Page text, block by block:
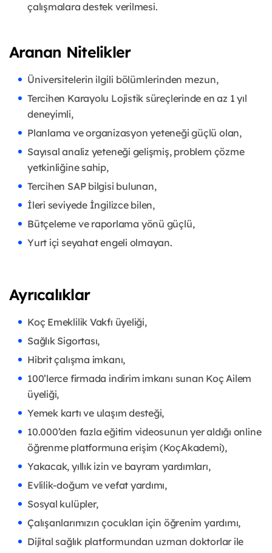
çalışmalara destek verilmesi.
Aranan Nitelikler
Üniversitelerin ilgili bölümlerinden mezun,
Tercihen Karayolu Lojistik süreçlerinde en az 1 yıl
deneyimli,
Planlama ve organizasyon yeteneği güçlü olan,
Sayısal analiz yeteneği gelişmiş, problem çözme
yetkinliğine sahip,
Tercihen SAP bilgisi bulunan,
İleri seviyede İngilizce bilen,
Bütçeleme ve raporlama yönü güçlü,
Yurt içi seyahat engeli olmayan.
Ayrıcalıklar
Koç Emeklilik Vakfı üyeliği,
Sağlık Sigortası,
Hibrit çalışma imkanı,
100’lerce firmada indirim imkanı sunan Koç Ailem
üyeliği,
Yemek kartı ve ulaşım desteği,
10.000’den fazla eğitim videosunun yer aldığı online
öğrenme platformuna erişim (KoçAkademi),
Yakacak, yıllık izin ve bayram yardımları,
Evlilik-doğum ve vefat yardımı,
Sosyal kulüpler,
Çalışanlarımızın çocukları için öğrenim yardımı,
Dijital sağlık platformundan uzman doktorlar ile